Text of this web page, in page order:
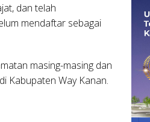
dan telah
mendaftar sebagai
masing-masing dan
Kabupaten Way Kanan.